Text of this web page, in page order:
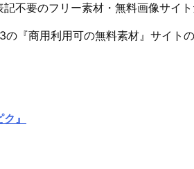
不要のフリー素材・無料画像サイ
『商用利用可の無料素材』サイト
』